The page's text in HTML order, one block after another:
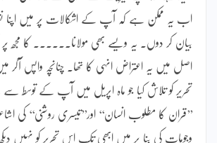
اب یہ ممکن ہے کہ آپ کے اشکالات پر میں اپنا
بیان کر دوں۔ یہ ویسے بھی مولانا۔۔۔۔۔۔ کا مجھ
اصل میں یہ اعتراض انہی کا تھا۔ چنانچہ واپس
تحریر کو تلاش کیا جو ماہ اپریل میں آپ کے توسط سے
’’قران کا مطلوب انسان‘‘ اور’’تیسری روشنی‘‘ کی
وجوہات کی بنا پر میں ابھی تک اس تحریر کو نہیں